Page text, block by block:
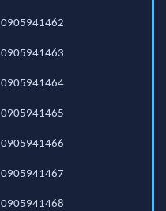
0905941462
0905941463
0905941464
0905941465
0905941466
0905941467
0905941468